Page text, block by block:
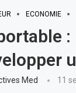
ECONOMIE
:
Med 11